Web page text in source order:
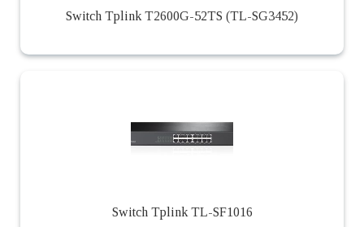
Switch Tplink T2600G-52TS (TL-SG3452)
Switch Tplink TL-SF1016